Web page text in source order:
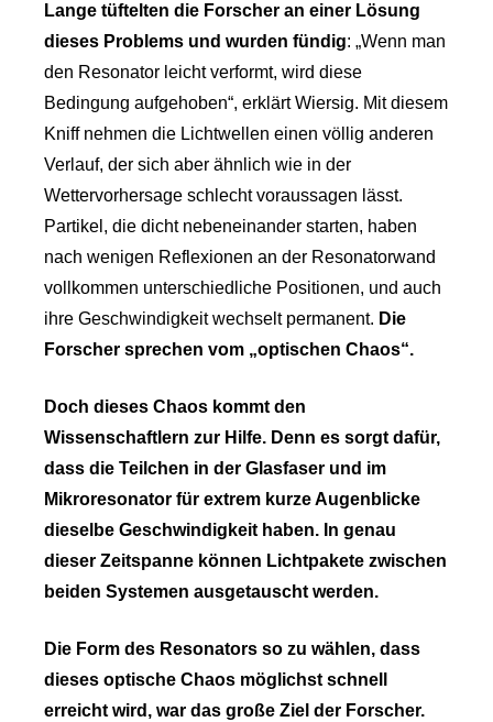
Lange tüftelten die Forscher an einer Lösung
dieses Problems und wurden fündig: „Wenn man
den Resonator leicht verformt, wird diese
Bedingung aufgehoben“, erklärt Wiersig. Mit diesem
Kniff nehmen die Lichtwellen einen völlig anderen
Verlauf, der sich aber ähnlich wie in der
Wettervorhersage schlecht voraussagen lässt.
Partikel, die dicht nebeneinander starten, haben
nach wenigen Reflexionen an der Resonatorwand
vollkommen unterschiedliche Positionen, und auch
ihre Geschwindigkeit wechselt permanent. Die
Forscher sprechen vom „optischen Chaos“.
Doch dieses Chaos kommt den
Wissenschaftlern zur Hilfe. Denn es sorgt dafür,
dass die Teilchen in der Glasfaser und im
Mikroresonator für extrem kurze Augenblicke
dieselbe Geschwindigkeit haben. In genau
dieser Zeitspanne können Lichtpakete zwischen
beiden Systemen ausgetauscht werden.
Die Form des Resonators so zu wählen, dass
dieses optische Chaos möglichst schnell
erreicht wird, war das große Ziel der Forscher.